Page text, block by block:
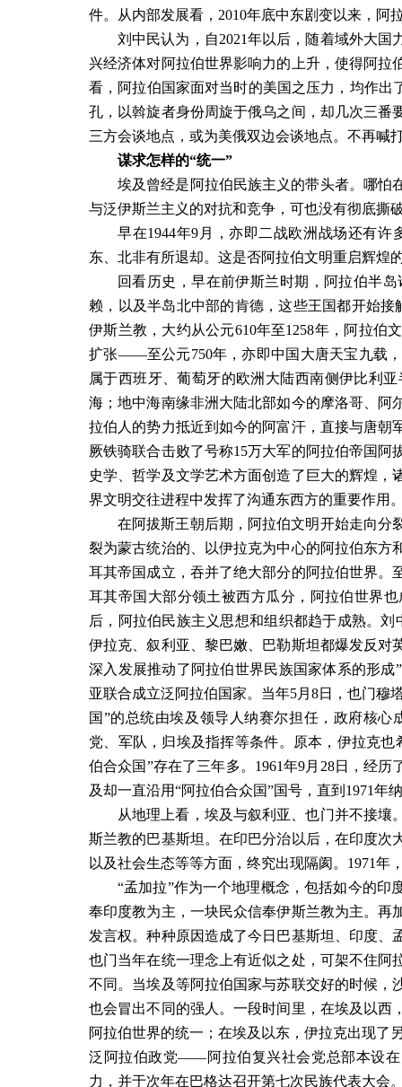
件。从内部发展看， 2010年底中东剧变以来，阿
刘中民认为，自2021年以后，随着域外大国
兴经济体对阿拉伯世界影响力的上升，使得阿
看，阿拉伯国家面对当时的美国之压力，均作出
孔，以斡旋者身份周旋于俄乌之间，却几次三
三方会谈地点，或为美俄双边会谈地点。不再喊
谋求怎样的“统一”
埃及曾经是阿拉伯民族主义的带头者。哪怕
与泛伊斯兰主义的对抗和竞争，可也没有彻底撕
早在1944年9 月，亦即二战欧洲战场还有许
东、北非有所退却。这是否阿拉伯文明重启辉煌
回看历史，早在前伊斯兰时期，阿拉伯半
赖，以及半岛北中部的肯德，这些王国都开始
伊斯兰教，大约从公元610年至1258年，阿拉伯
扩张——至公元750年，亦即中国大唐天宝九载
属于西班牙、葡萄牙的欧洲大陆西南侧伊比利
海；地中海南缘非洲大陆北部如今的摩洛哥、
拉伯人的势力抵近到如今的阿富汗，直接与唐
厥铁骑联合击败了号称15万大军的阿拉伯帝国阿
史学、哲学及文学艺术方面创造了巨大的辉煌
界文明交往进程中发挥了沟通东西方的重要作用
在阿拔斯王朝后期，阿拉伯文明开始走向分
裂为蒙古统治的、以伊拉克为中心的阿拉伯东
耳其帝国成立，吞并了绝大部分的阿拉伯世界。
耳其帝国大部分领土被西方瓜分，阿拉伯世界
后，阿拉伯民族主义思想和组织都趋于成熟。
伊拉克、叙利亚、黎巴嫩、巴勒斯坦都爆发反对
深入发展推动了阿拉伯世界民族国家体系的形
亚联合成立泛阿拉伯国家。当年5月8日，也门穆
国”的总统由埃及领导人纳赛尔担任，政府核
党、军队，归埃及指挥等条件。原本，伊拉克
伯合众国”存在了三年多。 1961年9月 28日，经历
及却一直沿用“阿拉伯合众国”国号，直到 1971年
从地理上看，埃及与叙利亚、也门并不接
斯兰教的巴基斯坦。在印巴分治以后，在印度
以及社会生态等等方面，终究出现隔阂。 1971年
“孟加拉”作为一个地理概念，包括如今的
奉印度教为主，一块民众信奉伊斯兰教为主。
发言权。种种原因造成了今日巴基斯坦、印度
也门当年在统一理念上有近似之处，可架不住
不同。当埃及等阿拉伯国家与苏联交好的时候
也会冒出不同的强人。一段时间里，在埃及以
阿拉伯世界的统一；在埃及以东，伊拉克出现
泛阿拉伯政党——阿拉伯复兴社会党总部本设
力，并于次年在巴格达召开第七次民族代表大会